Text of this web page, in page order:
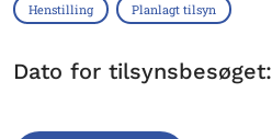
Henstilling Planlagt tilsyn
Dato for